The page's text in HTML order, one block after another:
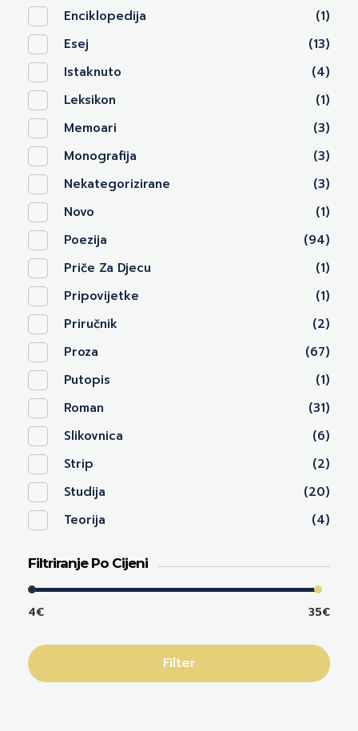
Enciklopedija
(1)
Esej
(13)
Istaknuto
(4)
Leksikon
(1)
Memoari
(3)
Monografija
(3)
Nekategorizirane
(3)
Novo
(1)
Poezija
(94)
Priče Za Djecu
(1)
Pripovijetke
(1)
Priručnik
(2)
Proza
(67)
Putopis
(1)
Roman
(31)
Slikovnica
(6)
Strip
(2)
Studija
(20)
Teorija
(4)
Filtriranje Po Cijeni
4€ 35€
Filter